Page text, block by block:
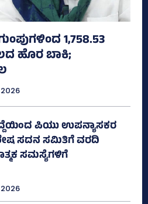
1,758.53
ಹೊರ ಬಾಕಿ;
ಪಿಯು ಉಪನ್ಯಾಸಕರ
ಸದನ ಸಮಿತಿಗೆ ವರದಿ
ಸಮಸ್ಯೆಗಳಿಗೆ